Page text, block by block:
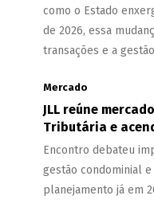
como o Estado
de 2026, essa
transações e a
Mercado
JLL reúne
Tributária e
Encontro debateu
gestão condominial
planejamento já em